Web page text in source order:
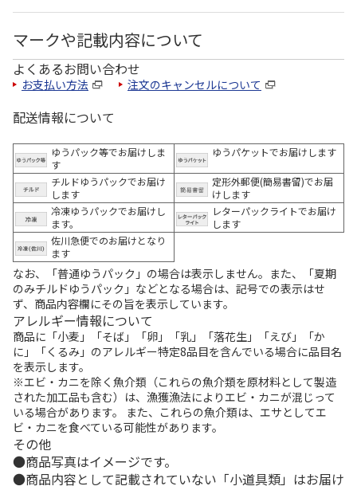
マークや記載内容について
よくあるお問い合わせ
お支払い方法 注文のキャンセルについて
配送情報について
ゆうパック等でお届けしま
す
ゆうパケットでお届けします
チルドゆうパックでお届け
します
定形外郵便(簡易書留)でお届
けします
冷凍ゆうパックでお届けし
ます。
レターパックライトでお届け
します
佐川急便でのお届けとなり
ます
なお、「普通ゆうパック」の場合は表示しません。また、「夏期
のみチルドゆうパック」などとなる場合は、記号での表示はせ
ず、商品内容欄にその旨を表示しています。
アレルギー情報について
商品に「小麦」「そば」「卵」「乳」「落花生」「えび」「か
に」「くるみ」のアレルギー特定8品目を含んでいる場合に品目名
を表示します。
※エビ・カニを除く魚介類（これらの魚介類を原材料として製造
された加工品も含む）は、漁獲漁法によりエビ・カニが混じって
いる場合があります。 また、これらの魚介類は、エサとしてエ
ビ・カニを食べている可能性があります。
その他
商品写真はイメージです。
商品内容として記載されていない「小道具類」はお届け